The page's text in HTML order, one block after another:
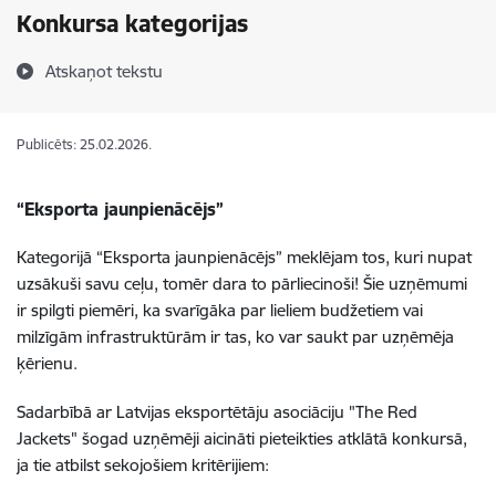
Konkursa kategorijas
Atskaņot tekstu
Publicēts: 25.02.2026.
“Eksporta jaunpienācējs”
Kategorijā “Eksporta jaunpienācējs” meklējam tos, kuri nupat
uzsākuši savu ceļu, tomēr dara to pārliecinoši! Šie uzņēmumi
ir spilgti piemēri, ka svarīgāka par lieliem budžetiem vai
milzīgām infrastruktūrām ir tas, ko var saukt par uzņēmēja
ķērienu.
Sadarbībā ar Latvijas eksportētāju asociāciju "The Red
Jackets" šogad uzņēmēji aicināti pieteikties atklātā konkursā,
ja tie atbilst sekojošiem kritērijiem: